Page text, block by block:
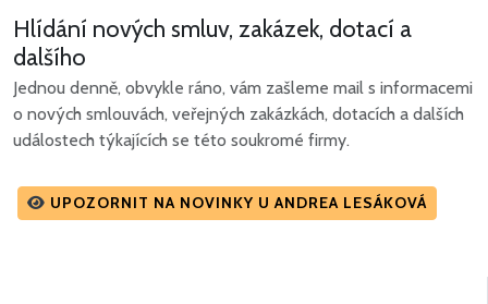
Hlídání nových smluv, zakázek, dotací a
dalšího
Jednou denně, obvykle ráno, vám zašleme mail s informacemi
o nových smlouvách, veřejných zakázkách, dotacích a dalších
událostech týkajících se této soukromé firmy.
UPOZORNIT NA NOVINKY U ANDREA LESÁKOVÁ